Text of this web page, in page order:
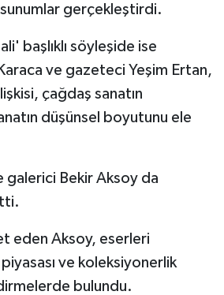
gerçekleştirdi.
başlıklı söyleşide ise
ve gazeteci Yeşim Ertan,
çağdaş sanatın
düşünsel boyutunu ele
galerici Bekir Aksoy da
eden Aksoy, eserleri
ve koleksiyonerlik
bulundu.